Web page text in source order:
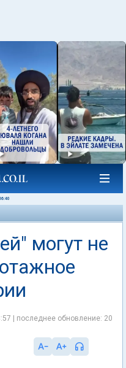
16:40
могут не
| последнее обновление: 20